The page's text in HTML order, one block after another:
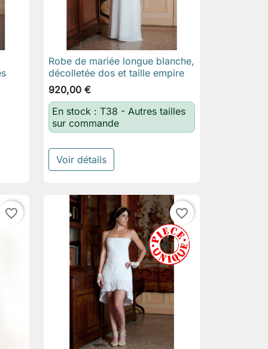
 Aperçu rapide
Robe de mariée longue blanche,
décolletée dos et taille empire
920,00 €
En stock : T38 - Autres tailles
sur commande
Voir détails
favorite_border favorite_border